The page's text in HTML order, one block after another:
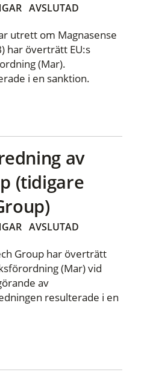
AVSLUTAD
utrett om Magnasense
har överträtt EU:s
(Mar).
i en sanktion.
av
(tidigare
AVSLUTAD
Group har överträtt
(Mar) vid
av
resulterade i en